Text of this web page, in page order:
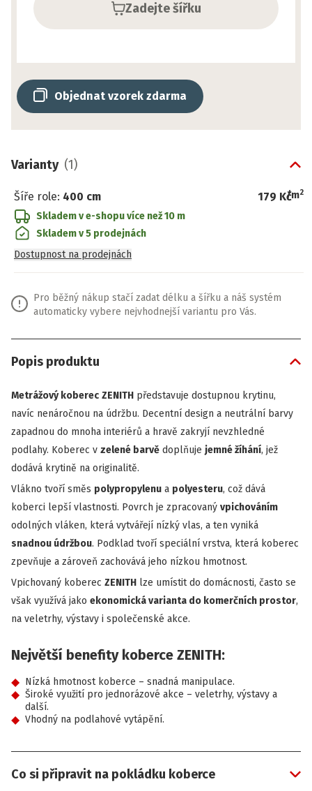
Zadejte šířku
Objednat vzorek zdarma
Varianty (1)
Šíře role: 400 cm 179 Kč
/m2
Skladem v e-shopuvíce než 10 m
Skladem v 5 prodejnách
Dostupnost na prodejnách
Pro běžný nákup stačí zadat délku a šířku a náš systém
automaticky vybere nejvhodnejší variantu pro Vás.
Popis produktu
Metrážový koberec ZENITH představuje dostupnou krytinu,
navíc nenáročnou na údržbu. Decentní design a neutrální barvy
zapadnou do mnoha interiérů a hravě zakryjí nevzhledné
podlahy. Koberec v zelené barvě doplňuje jemné žíhání, jež
dodává krytině na originalitě.
Vlákno tvoří směs polypropylenu a polyesteru, což dává
koberci lepší vlastnosti. Povrch je zpracovaný vpichováním
odolných vláken, která vytvářejí nízký vlas, a ten vyniká
snadnou údržbou. Podklad tvoří speciální vrstva, která koberec
zpevňuje a zároveň zachovává jeho nízkou hmotnost.
Vpichovaný koberec ZENITH lze umístit do domácnosti, často se
však využívá jako ekonomická varianta do komerčních prostor,
na veletrhy, výstavy i společenské akce.
Největší benefity koberce ZENITH:
Nízká hmotnost koberce – snadná manipulace.
Široké využití pro jednorázové akce – veletrhy, výstavy a
další.
Vhodný na podlahové vytápění.
Co si připravit na pokládku koberce